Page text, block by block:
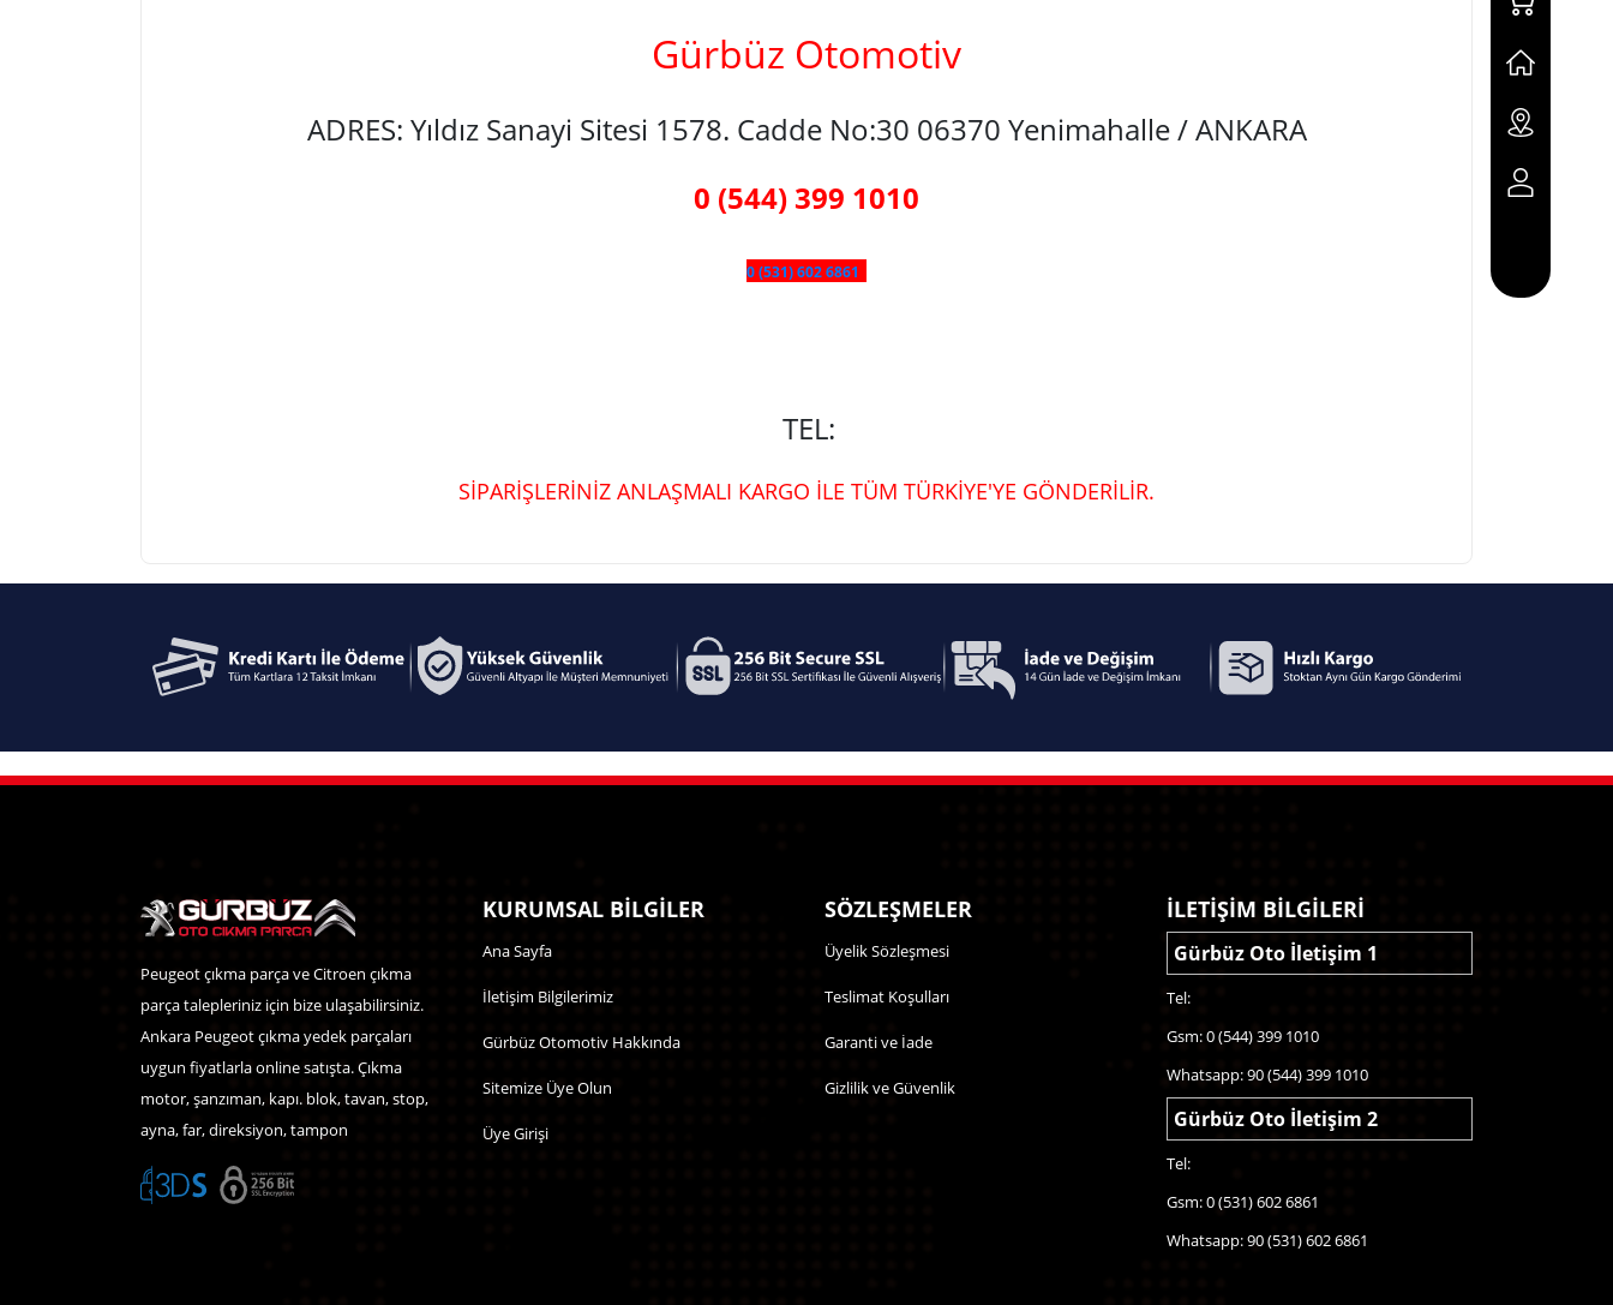
Gürbüz Otomotiv
ADRES: Yıldız Sanayi Sitesi 1578. Cadde No:30 06370 Yenimahalle / ANKARA
0 (544) 399 1010
0 (531) 602 6861
TEL:
SİPARİŞLERİNİZ ANLAŞMALI KARGO İLE TÜM TÜRKİYE'YE GÖNDERİLİR.
Peugeot çıkma parça ve Citroen çıkma
parça talepleriniz için bize ulaşabilirsiniz.
Ankara Peugeot çıkma yedek parçaları
uygun fiyatlarla online satışta. Çıkma
motor, şanzıman, kapı. blok, tavan, stop,
ayna, far, direksiyon, tampon
KURUMSAL BİLGİLER
Ana Sayfa
İletişim Bilgilerimiz
Gürbüz Otomotiv Hakkında
Sitemize Üye Olun
Üye Girişi
SÖZLEŞMELER
Üyelik Sözleşmesi
Teslimat Koşulları
Garanti ve İade
Gizlilik ve Güvenlik
İLETİŞİM BİLGİLERİ
Gürbüz Oto İletişim 1
Tel:
Gsm: 0 (544) 399 1010
Whatsapp: 90 (544) 399 1010
Gürbüz Oto İletişim 2
Tel:
Gsm: 0 (531) 602 6861
Whatsapp: 90 (531) 602 6861